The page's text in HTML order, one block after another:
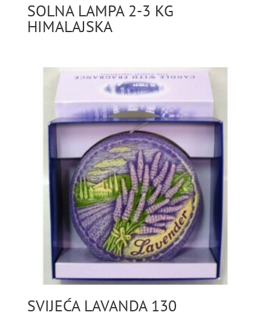
SOLNA LAMPA 2-3 KG
HIMALAJSKA
SVIJEĆA LAVANDA 130